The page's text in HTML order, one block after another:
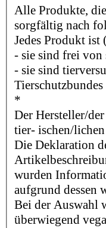
Alle Produkte,
sorgfältig nach
Jedes Produkt
- sie sind frei
- sie sind
*
Der Hersteller/
tier- ischen/
Die Deklaration
wurden
aufgrund dessen
Bei der Auswahl
überwiegend